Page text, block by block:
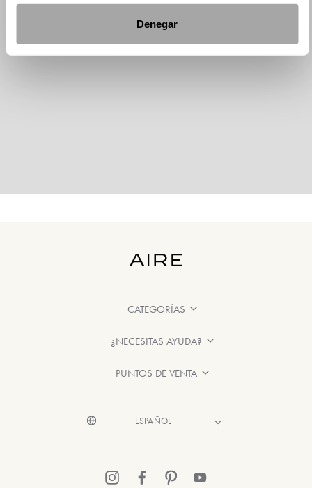
Denegar
CATEGORÍAS
¿NECESITAS AYUDA?
PUNTOS DE VENTA